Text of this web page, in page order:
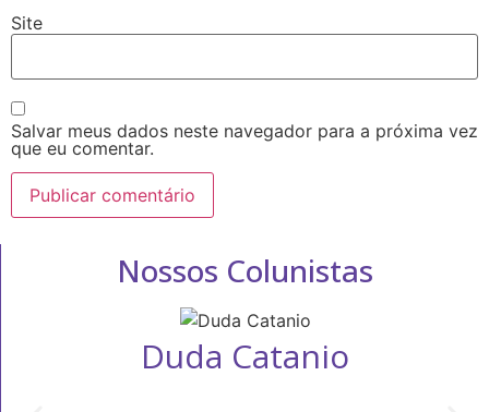
Site
Salvar meus dados neste navegador para a próxima vez
que eu comentar.
Nossos Colunistas
Duda Catanio